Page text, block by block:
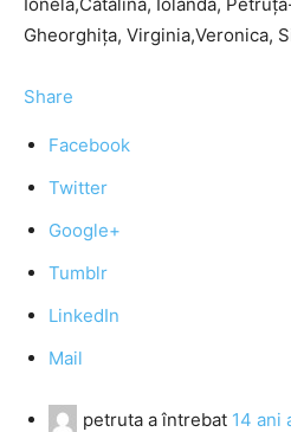
Gheorghița, Virginia,Veronica,
Share
Facebook
Twitter
Google+
Tumblr
LinkedIn
Mail
petruta a întrebat 14 ani